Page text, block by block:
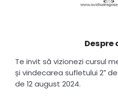
Despre
Te invit să vizionezi cursul
și vindecarea sufletului 2″
de 12 august 2024.